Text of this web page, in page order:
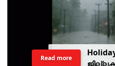
Read more